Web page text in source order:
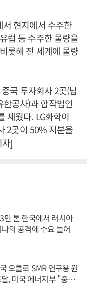
현지에서 수주한
럽 등 수주한 물량을
롯해 전 세계에 물량
국 투자회사 2곳(남
공사)과 합작법인
세웠다. LG화학이
2곳이 50% 지분을
]
톤 한국에서 러시아
의 공격에 수요 늘어
오클로 SMR 연구용 원
, 미국 에너지부 "중요